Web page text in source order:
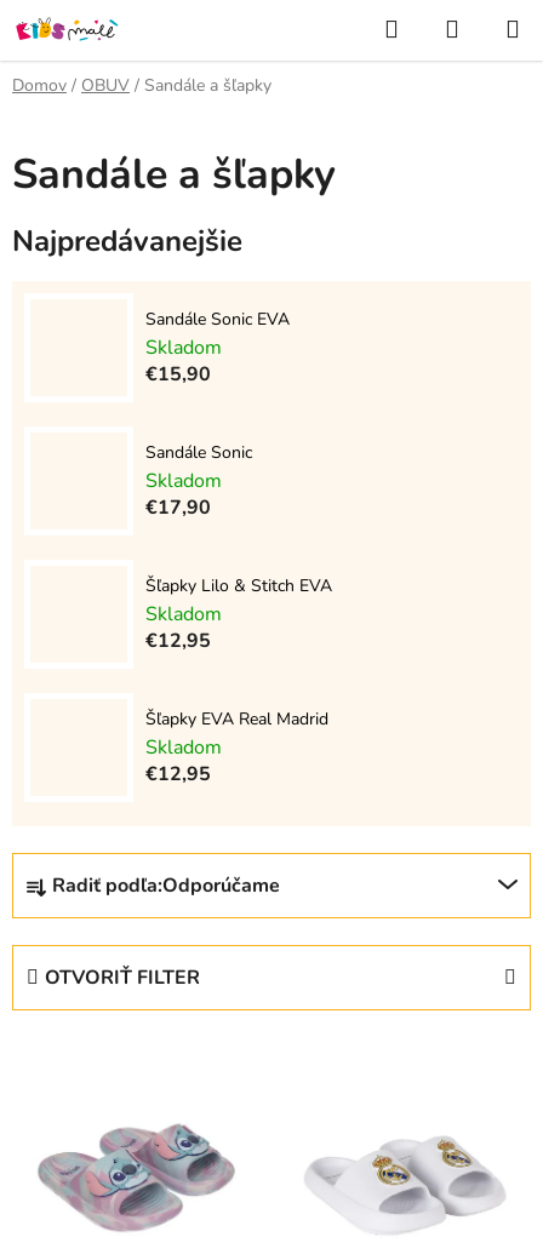
Prejsť
na
obsah
Hľadať
KOŠÍK
Domov / OBUV / Sandále a šľapky
Sandále a šľapky
Najpredávanejšie
Sandále Sonic EVA
Skladom
€15,90
Sandále Sonic
Skladom
€17,90
Šľapky Lilo & Stitch EVA
Skladom
€12,95
Šľapky EVA Real Madrid
Skladom
€12,95
R
d
Radiť podľa:Odporúčame
OTVORIŤ FILTER